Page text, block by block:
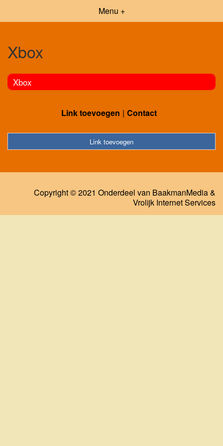
Menu +
Xbox
Xbox
Link toevoegen Contact
Link toevoegen
Copyright © 2021 Onderdeel van BaakmanMedia&
Vrolijk Internet Services